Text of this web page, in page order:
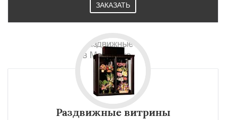
ЗАКАЗАТЬ
Раздвижные витрины